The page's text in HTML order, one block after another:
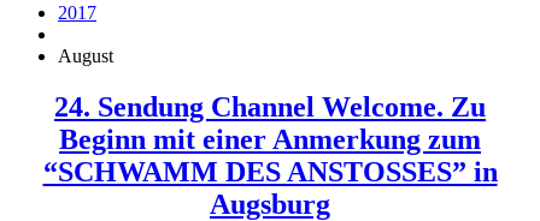
2017
August
24. Sendung Channel Welcome. Zu
Beginn mit einer Anmerkung zum
“SCHWAMM DES ANSTOSSES” in
Augsburg